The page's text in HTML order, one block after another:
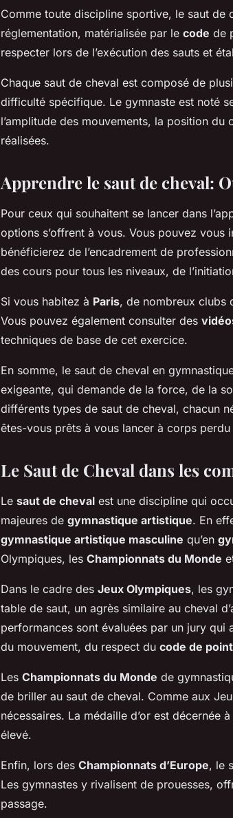
Comme toute discipline sportive, le saut de
réglementation, matérialisée par le code de
respecter lors de l’exécution des sauts et
Chaque saut de cheval est composé de
difficulté spécifique. Le gymnaste est noté
l’amplitude des mouvements, la position
réalisées.
Apprendre le saut de cheval:
Pour ceux qui souhaitent se lancer dans
options s’offrent à vous. Vous pouvez
bénéficierez de l’encadrement de
des cours pour tous les niveaux, de
Si vous habitez à Paris, de nombreux clubs
Vous pouvez également consulter des
techniques de base de cet exercice.
En somme, le saut de cheval en
exigeante, qui demande de la force, de la
différents types de saut de cheval, chacun
êtes-vous prêts à vous lancer à corps
Le Saut de Cheval dans les
Le saut de cheval est une discipline qui
majeures de gymnastique artistique. En
gymnastique artistique masculine qu’en
Olympiques, les Championnats du Monde
Dans le cadre des Jeux Olympiques, les
table de saut, un agrès similaire au cheval
performances sont évaluées par un jury
du mouvement, du respect du code de
Les Championnats du Monde de
de briller au saut de cheval. Comme aux
nécessaires. La médaille d’or est décernée
élevé.
Enfin, lors des Championnats d’Europe, le
Les gymnastes y rivalisent de prouesses,
passage.